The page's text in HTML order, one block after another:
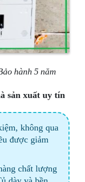
hành 5 năm
sản xuất uy tín
không qua
được giảm
chất lượng